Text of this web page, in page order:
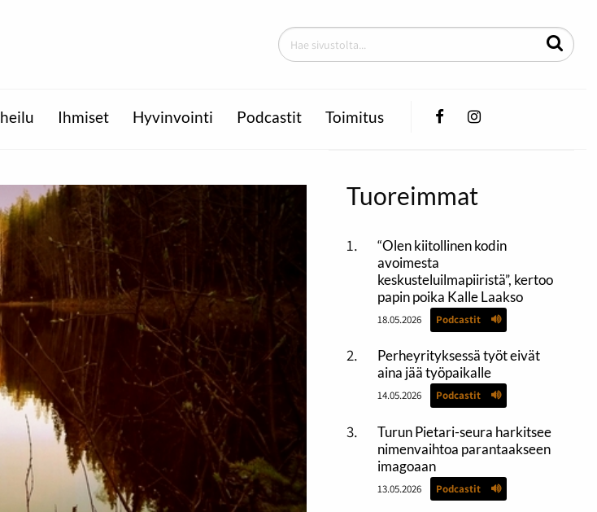
Ihmiset Hyvinvointi Podcastit Toimitus FacebookInstagram
Tuoreimmat
“Olen kiitollinen kodin
avoimesta
keskusteluilmapiiristä”, kertoo
papin poika Kalle Laakso
18.05.2026 Podcastit
Perheyrityksessä työt eivät
aina jää työpaikalle
14.05.2026 Podcastit
Turun Pietari-seura harkitsee
nimenvaihtoa parantaakseen
imagoaan
13.05.2026 Podcastit